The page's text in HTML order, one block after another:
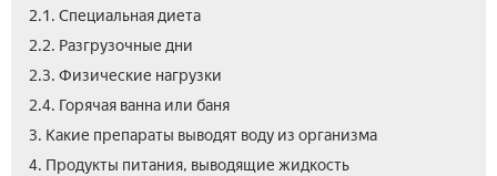
2.1. Специальная диета
2.2. Разгрузочные дни
2.3. Физические нагрузки
2.4. Горячая ванна или баня
3. Какие препараты выводят воду из организма
4. Продукты питания, выводящие жидкость